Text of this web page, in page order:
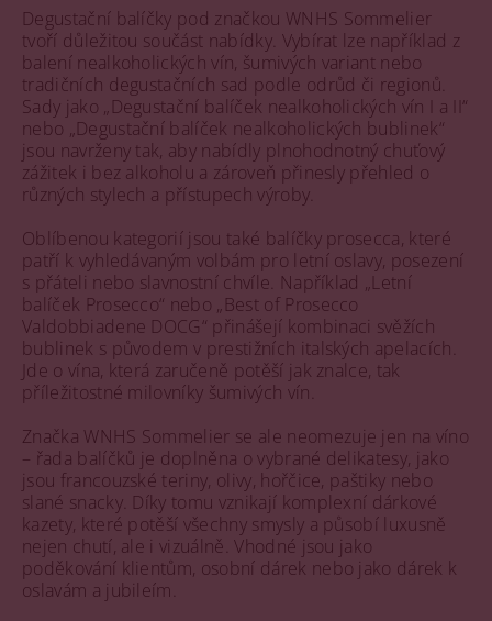
Degustační balíčky pod značkou WNHS Sommelier
tvoří důležitou součást nabídky. Vybírat lze například z
balení nealkoholických vín, šumivých variant nebo
tradičních degustačních sad podle odrůd či regionů.
Sady jako „Degustační balíček nealkoholických vín I a II“
nebo „Degustační balíček nealkoholických bublinek“
jsou navrženy tak, aby nabídly plnohodnotný chuťový
zážitek i bez alkoholu a zároveň přinesly přehled o
různých stylech a přístupech výroby.
Oblíbenou kategorií jsou také balíčky prosecca, které
patří k vyhledávaným volbám pro letní oslavy, posezení
s přáteli nebo slavnostní chvíle. Například „Letní
balíček Prosecco“ nebo „Best of Prosecco
Valdobbiadene DOCG“ přinášejí kombinaci svěžích
bublinek s původem v prestižních italských apelacích.
Jde o vína, která zaručeně potěší jak znalce, tak
příležitostné milovníky šumivých vín.
Značka WNHS Sommelier se ale neomezuje jen na víno
– řada balíčků je doplněna o vybrané delikatesy, jako
jsou francouzské teriny, olivy, hořčice, paštiky nebo
slané snacky. Díky tomu vznikají komplexní dárkové
kazety, které potěší všechny smysly a působí luxusně
nejen chutí, ale i vizuálně. Vhodné jsou jako
poděkování klientům, osobní dárek nebo jako dárek k
oslavám a jubileím.